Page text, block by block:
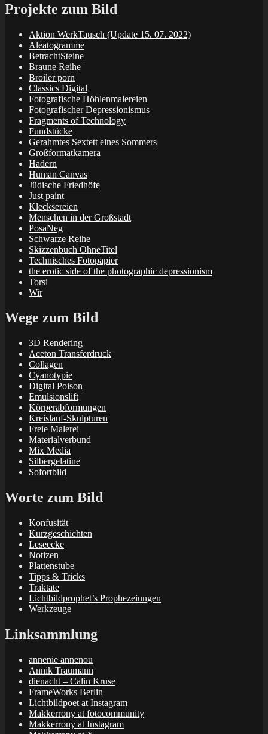
Projekte zum Bild
Aktion WerkTausch (Update 15. 07. 2022)
Aleatogramme
BetrachtSteine
Braune Reihe
Broiler porn
Classics Digital
Fotografische Höhlenmalereien
Fotografischer Depressionismus
Fragments of Technology
Fundstücke
Gerahmtes Sextett eines Sommers
Großformatkamera
Hadern
Human Canvas
Jüdische Friedhöfe
Just paint
Klecksereien
Menschen in der Großstadt
PosaNeg
Schwarze Reihe
Skizzenbuch OhneTitel
Technisches Fotopapier
the erotic side of the photographic depressionism
Torsi
Wir
Wege zum Bild
3D Rendering
Aceton Transferdruck
Collagen
Cyanotypie
Digital Poison
Emulsionslift
Körperabformungen
Kreislauf-Skulpturen
Freie Malerei
Materialverbund
Mix Media
Silbergelatine
Sofortbild
Worte zum Bild
Konfusität
Kurzgeschichten
Leseecke
Notizen
Plattenstube
Tipps & Tricks
Traktate
Lichtbildprophet’s Prophezeiungen
Werkzeuge
Linksammlung
annenie annenou
Annik Traumann
dienacht – Calin Kruse
FrameWorks Berlin
Lichtbildpoet at Instagram
Makkerrony at fotocommunity
Makkerrony at Instagram